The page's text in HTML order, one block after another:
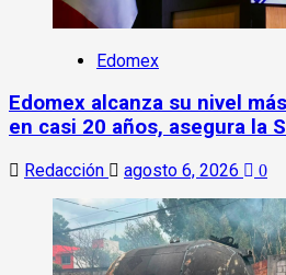
Edomex
Edomex alcanza su nivel
en casi 20 años, asegura la
Redacción agosto 6, 2026 0